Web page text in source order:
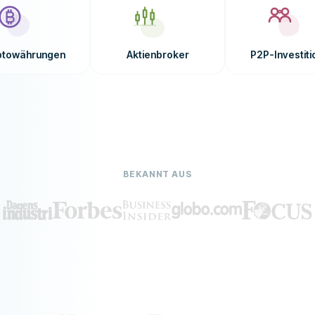
Aktienbroker P2P-
BEKANNT AUS